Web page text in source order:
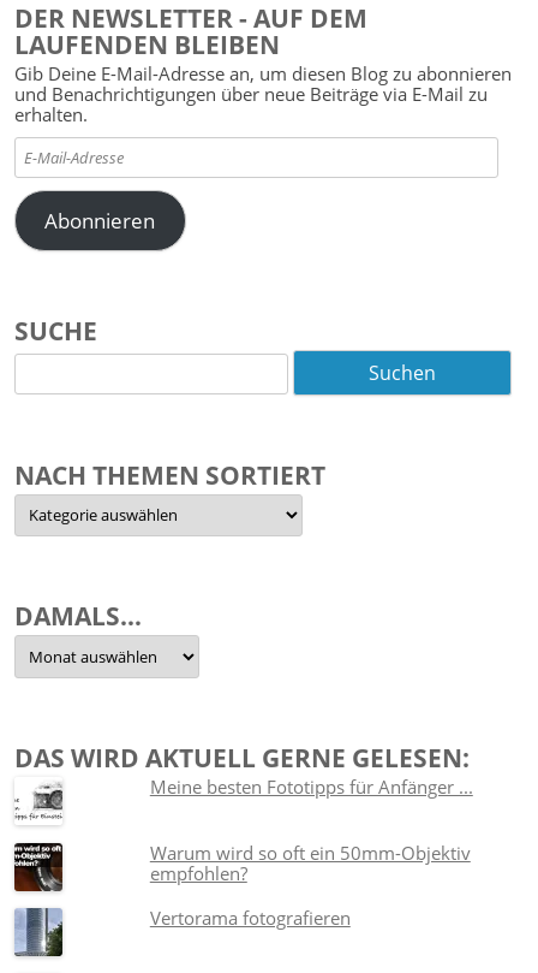
DER NEWSLETTER - AUF DEM
LAUFENDEN BLEIBEN
Gib Deine E-Mail-Adresse an, um diesen Blog zu abonnieren
und Benachrichtigungen über neue Beiträge via E-Mail zu
erhalten.
E-
Mail-
Adresse
Abonnieren
SUCHE
nach:
NACH THEMEN SORTIERT
Nach
Themen
sortiert
DAMALS…
Damals…
DAS WIRD AKTUELL GERNE GELESEN:
Meine besten Fototipps für Anfänger ...
Warum wird so oft ein 50mm-Objektiv
empfohlen?
Vertorama fotografieren